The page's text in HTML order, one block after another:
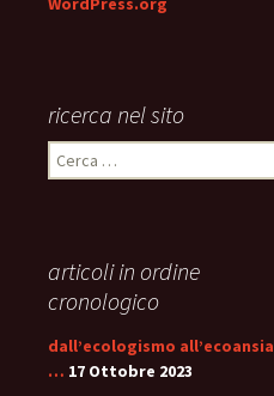
ricerca nel sito
Ricerca
per:
articoli in ordine
cronologico
dall’ecologismo all’ecoansia
… 17 Ottobre 2023